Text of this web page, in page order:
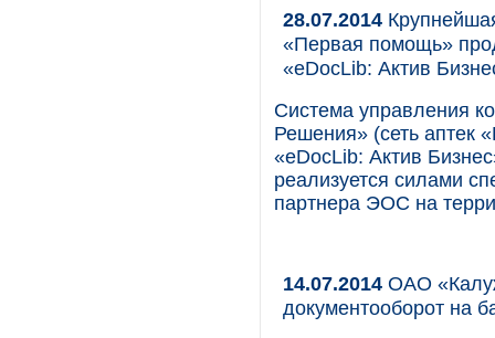
28.07.2014
«Первая помощь»
«eDocLib: Актив
Система управления
Решения» (сеть аптек
«eDocLib: Актив
реализуется силами
партнера ЭОС на
14.07.2014 ОАО
документооборот на